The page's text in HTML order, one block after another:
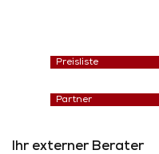
Preisliste
Partner
Ihr externer Berater